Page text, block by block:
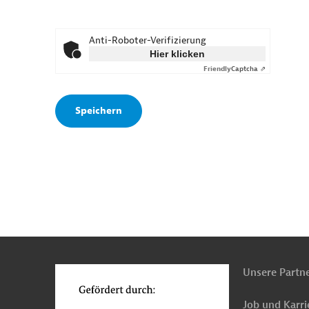
Anti-Roboter-Verifizierung
Hier klicken
FriendlyCaptcha ⇗
Unsere
Job und